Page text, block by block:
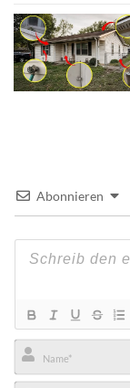
Abonnieren
Name*